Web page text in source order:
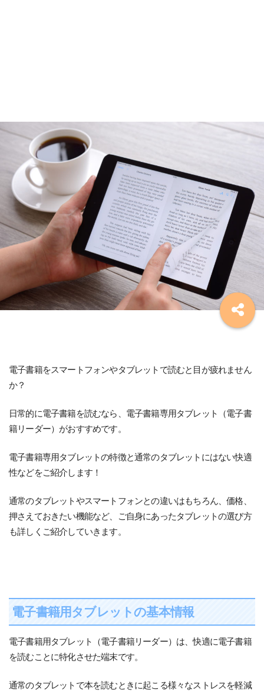
電子書籍をスマートフォンやタブレットで読むと目が疲れません
か？
日常的に電子書籍を読むなら、電子書籍専用タブレット（電子書
籍リーダー）がおすすめです。
電子書籍専用タブレットの特徴と通常のタブレットにはない快適
性などをご紹介します！
通常のタブレットやスマートフォンとの違いはもちろん、価格、
押さえておきたい機能など、ご自身にあったタブレットの選び方
も詳しくご紹介していきます。
電子書籍用タブレットの基本情報
電子書籍用タブレット（電子書籍リーダー）は、快適に電子書籍
を読むことに特化させた端末です。
通常のタブレットで本を読むときに起こる様々なストレスを軽減